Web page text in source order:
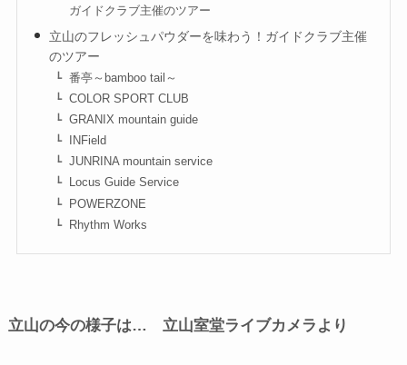
ガイドクラブ主催のツアー
立山のフレッシュパウダーを味わう！ガイドクラブ主催
のツアー
番亭～bamboo tail～
COLOR SPORT CLUB
GRANIX mountain guide
INField
JUNRINA mountain service
Locus Guide Service
POWERZONE
Rhythm Works
立山の今の様子は… 立山室堂ライブカメラより